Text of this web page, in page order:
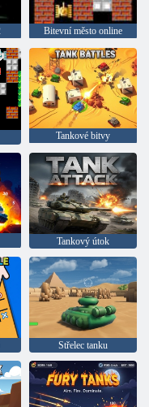
Bitevní město online
Tankové bitvy
Tankový útok
Střelec tanku